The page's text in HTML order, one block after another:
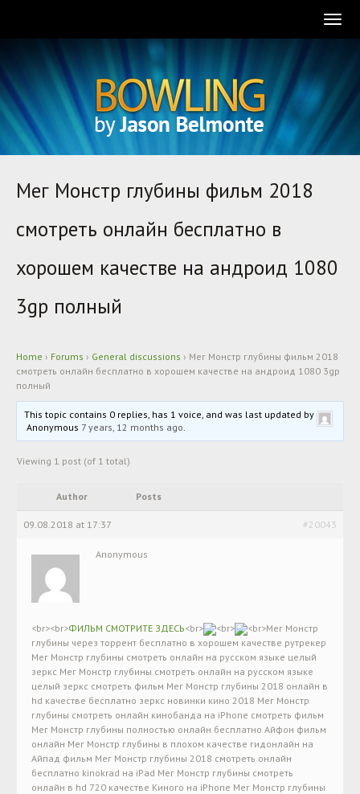
Мег Монстр глубины фильм 2018
смотреть онлайн бесплатно в
хорошем качестве на андроид 1080
3gp полный
Home › Forums › General discussions › Мег Монстр глубины фильм 2018
смотреть онлайн бесплатно в хорошем качестве на андроид 1080 3gp
полный
This topic contains 0 replies, has 1 voice, and was last updated by
Anonymous 7 years, 12 months ago.
Viewing 1 post (of 1 total)
Author Posts
09.08.2018 at 17:37 #20043
Anonymous
<br><br>ФИЛЬМ СМОТРИТЕ ЗДЕСЬ<br> <br>
<br>Мег Монстр
глубины через торрент бесплатно в хорошем качестве рутрекер
Мег Монстр глубины смотреть онлайн на русском языке целый
зеркс Мег Монстр глубины смотреть онлайн на русском языке
целый зеркс смотреть фильм Мег Монстр глубины 2018 онлайн в
hd качестве бесплатно зеркс новинки кино 2018 Мег Монстр
глубины смотреть онлайн кинобанда на iPhone смотреть фильм
Мег Монстр глубины полностью онлайн бесплатно Айфон фильм
онлайн Мег Монстр глубины в плохом качестве гидонлайн на
Айпад фильм Мег Монстр глубины 2018 смотреть онлайн
бесплатно kinokrad на iPad Мег Монстр глубины смотреть
онлайн в hd 720 качестве Киного на iPhone Мег Монстр глубины